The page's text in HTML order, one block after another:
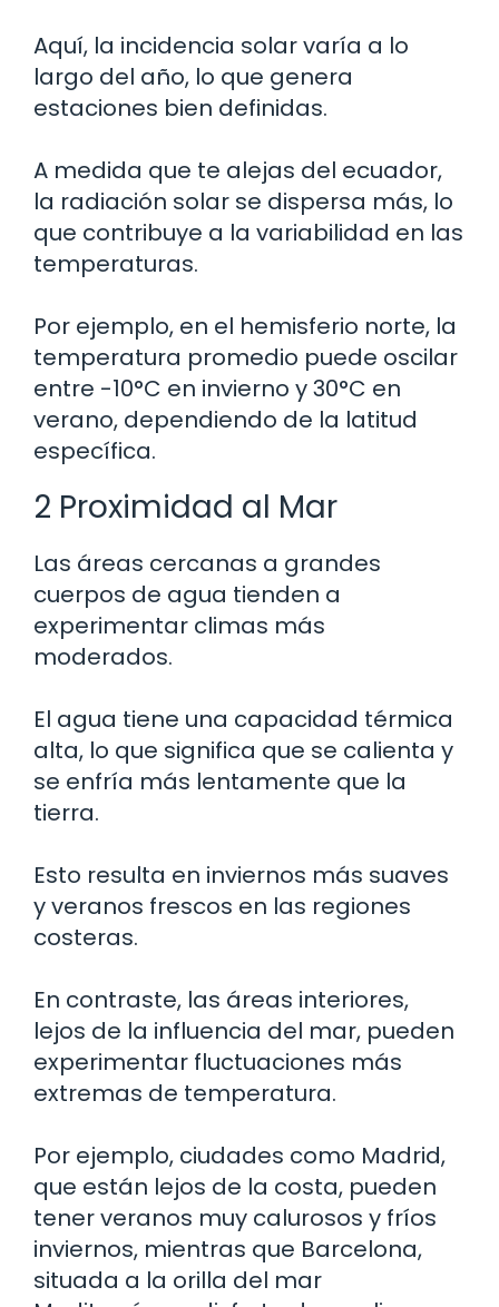
Aquí, la incidencia solar varía a lo
largo del año, lo que genera
estaciones bien definidas.
A medida que te alejas del ecuador,
la radiación solar se dispersa más, lo
que contribuye a la variabilidad en las
temperaturas.
Por ejemplo, en el hemisferio norte, la
temperatura promedio puede oscilar
entre -10°C en invierno y 30°C en
verano, dependiendo de la latitud
específica.
2 Proximidad al Mar
Las áreas cercanas a grandes
cuerpos de agua tienden a
experimentar climas más
moderados.
El agua tiene una capacidad térmica
alta, lo que significa que se calienta y
se enfría más lentamente que la
tierra.
Esto resulta en inviernos más suaves
y veranos frescos en las regiones
costeras.
En contraste, las áreas interiores,
lejos de la influencia del mar, pueden
experimentar fluctuaciones más
extremas de temperatura.
Por ejemplo, ciudades como Madrid,
que están lejos de la costa, pueden
tener veranos muy calurosos y fríos
inviernos, mientras que Barcelona,
situada a la orilla del mar